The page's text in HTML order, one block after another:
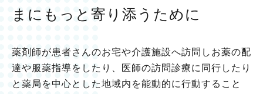
まにもっと寄り添うために
薬剤師が患者さんのお宅や介護施設へ訪問しお薬の配
達や服薬指導をしたり、医師の訪問診療に同行したり
と薬局を中心とした地域内を能動的に行動すること